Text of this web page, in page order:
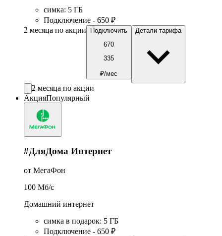
симка: 5 ГБ
Подключение - 650 ₽
2 месяца по акции
Подключить
670
335
₽/мес
Детали тарифа
2 месяца по акции
АкцияПопулярный
#ДляДома Интернет
от МегаФон
100 Мб/c
Домашний интернет
симка в подарок: 5 ГБ
Подключение - 650 ₽